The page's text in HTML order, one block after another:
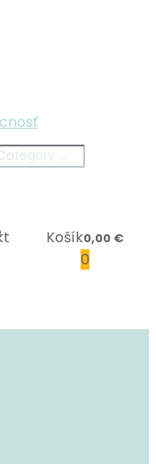
Košík0,00 €
0